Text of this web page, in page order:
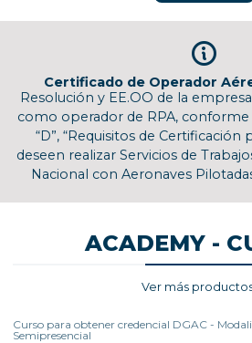
Certificado de Operador
Resolución y EE.OO de la
como operador de RPA, conforme
“D”, “Requisitos de Certificación
deseen realizar Servicios de
Nacional con Aeronaves
ACADEMY -
Ver más
Curso para obtener credencial DGAC -
Semipresencial